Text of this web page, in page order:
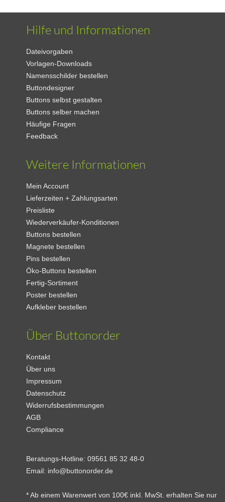
Hilfe und Informationen
Dateivorgaben
Vorlagen-Downloads
Namensschilder bestellen
Buttondesigner
Buttons selbst gestalten
Buttons selber machen
Häufige Fragen
Feedback
Weitere Informationen
Mein Account
Lieferzeiten + Zahlungsarten
Preisliste
Wiederverkäufer-Konditionen
Buttons bestellen
Magnete bestellen
Pins bestellen
Öko-Buttons bestellen
Fertig-Sortiment
Poster bestellen
Aufkleber bestellen
Über Buttonorder
Kontakt
Über uns
Impressum
Datenschutz
Widerrufsbestimmungen
AGB
Compliance
Beratungs-Hotline:09561 85 32 48-0
Email: info@buttonorder.de
* Ab einem Warenwert von 100€ inkl. MwSt. erhalten Sie nur